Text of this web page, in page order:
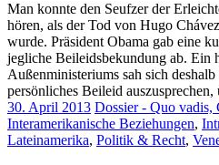
Man konnte den Seufzer der
hören, als der Tod von Hugo
wurde. Präsident Obama gab eine
jegliche Beileidsbekundung ab. Ein
Außenministeriums sah sich
persönliches Beileid
30. April 2013 Dossier - Quo vadis,
Interamerikanische Beziehungen,
Lateinamerika, Politik & Recht,